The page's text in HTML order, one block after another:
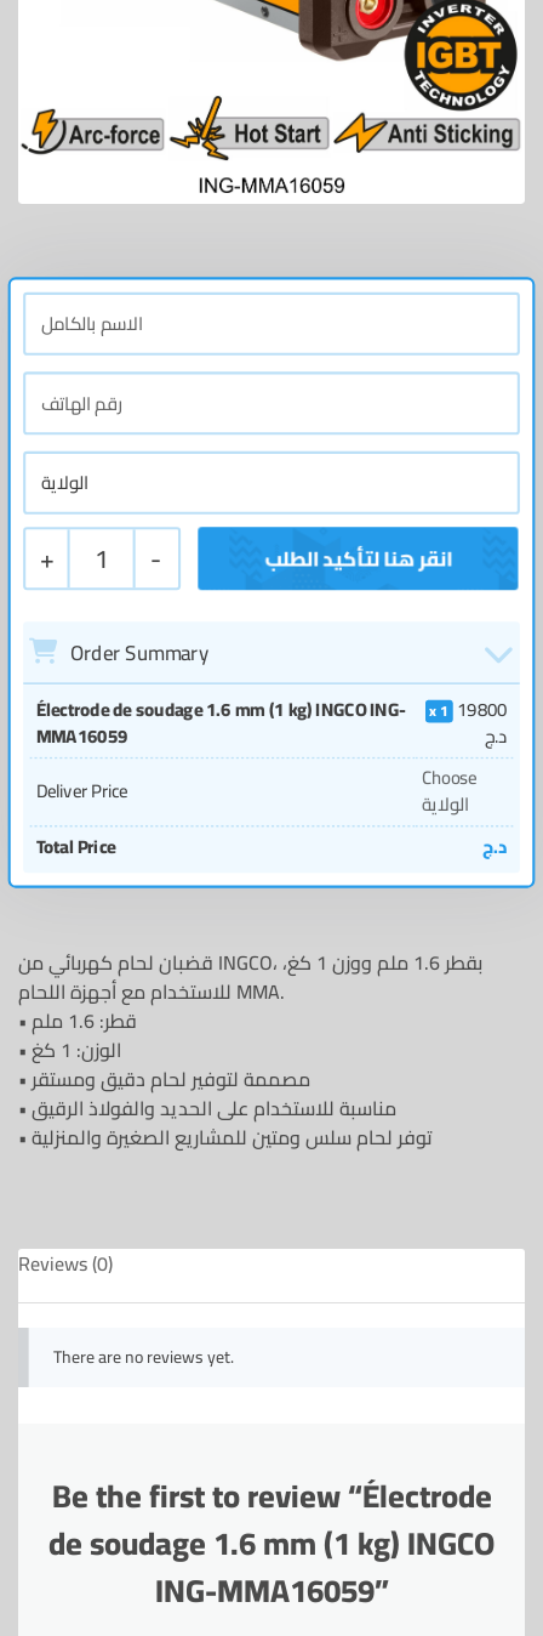
+ 1 -
Order Summary
Électrode de soudage 1.6 mm (1 kg) INGCO ING-
MMA16059
1 19800
د.ج
Deliver Price
Choose
الولاية
Total Price
د.ج
قضبان لحام كهربائي من INGCO، بقطر 1.6 ملم ووزن 1 كغ،
للاستخدام مع أجهزة اللحام MMA.
• قطر: 1.6 ملم
• الوزن: 1 كغ
• مصممة لتوفير لحام دقيق ومستقر
• مناسبة للاستخدام على الحديد والفولاذ الرقيق
• توفر لحام سلس ومتين للمشاريع الصغيرة والمنزلية
Reviews (0)
There are no reviews yet.
Be the first to review “Électrode
de soudage 1.6 mm (1 kg) INGCO
ING-MMA16059”